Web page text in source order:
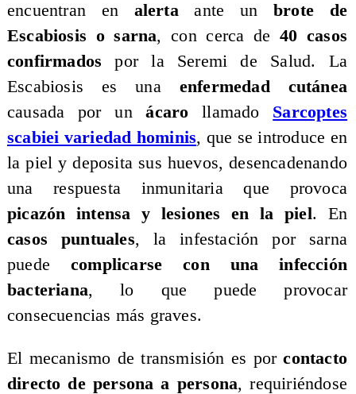
encuentran en alertaante un brote de
Escabiosis o sarna, con cerca de40 casos
confirmados por la Seremi de Salud. La
Escabiosis es una enfermedad cutánea
causada por unácaro llamado Sarcoptes
scabiei variedad hominis, que se introduce en
la piel y deposita sus huevos, desencadenando
una respuesta inmunitaria que provoca
picazón intensa y lesiones en la piel. En
casos puntuales, la infestación por sarna
puede complicarse con una infección
bacteriana, lo que puede provocar
consecuencias más graves.
El mecanismo de transmisión es porcontacto
directo de persona a persona, requiriéndose